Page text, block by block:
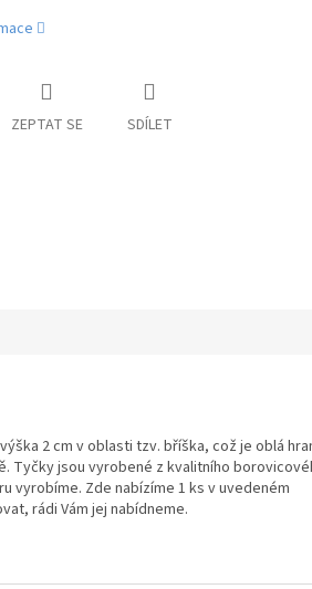
ZEPTAT SE SDÍLET
2 cm v oblasti tzv. bříška, což je oblá
Tyčky jsou vyrobené z kvalitního
vyrobíme. Zde nabízíme 1 ks v uvedeném
rádi Vám jej nabídneme.